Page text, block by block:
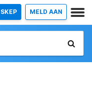
SKEP MELD AAN